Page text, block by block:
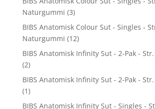
Naturgummi (3)
BIBS Anatomisk Colour Sut - Singles -
Naturgummi (12)
BIBS Anatomisk Infinity Sut - 2-Pak -
(2)
BIBS Anatomisk Infinity Sut - 2-Pak -
(1)
BIBS Anatomisk Infinity Sut - Singles -